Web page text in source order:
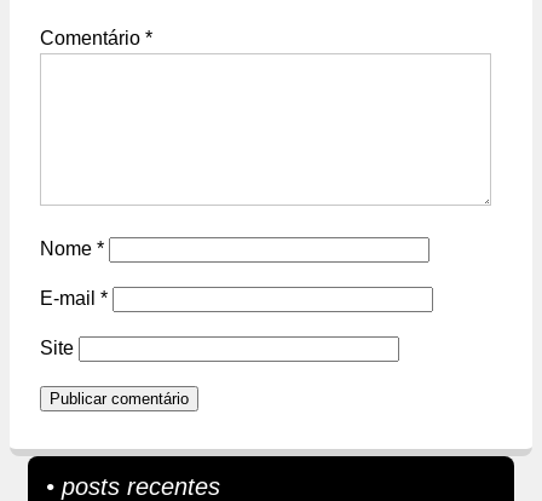
Comentário *
Nome *
E-mail *
Site
• posts recentes